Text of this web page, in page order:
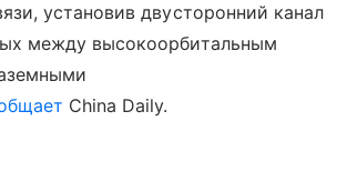
установив двусторонний канал
между высокоорбитальным
China Daily.